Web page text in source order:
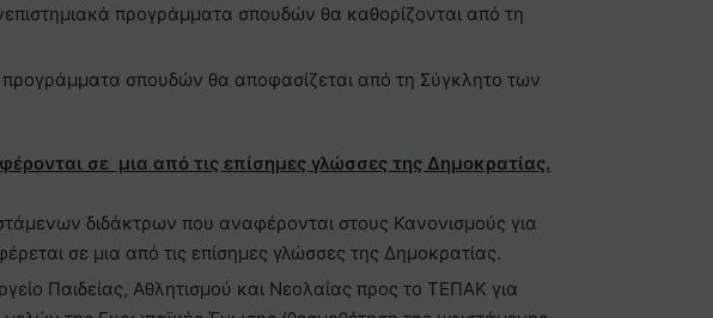
προγράμματα σπουδών θα καθορίζονται από τη
σπουδών θα αποφασίζεται από τη Σύγκλητο των
σε μια από τις επίσημες γλώσσες της Δημοκρατίας.
διδάκτρων που αναφέρονται στους Κανονισμούς για
σε μια από τις επίσημες γλώσσες της Δημοκρατίας.
Παιδείας, Αθλητισμού και Νεολαίας προς το ΤΕΠΑΚ για